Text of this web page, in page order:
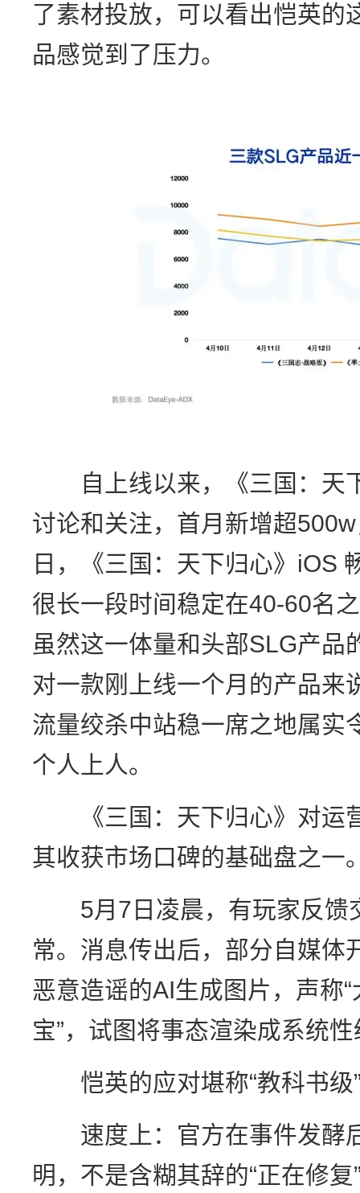
了素材投放，可以看出恺英的
品感觉到了压力。
自上线以来，《三国：天
讨论和关注，首月新增超
日，《三国：天下归心》iOS
很长一段时间稳定在40-60名
虽然这一体量和头部SLG产品
对一款刚上线一个月的产品来
流量绞杀中站稳一席之地属实
个人上人。
《三国：天下归心》对运
其收获市场口碑的基础盘之一
5月7日凌晨，有玩家反馈
常。消息传出后，部分自媒体
恶意造谣的AI生成图片，声称
宝”，试图将事态渲染成系统
恺英的应对堪称“教科书级
速度上：官方在事件发酵
明，不是含糊其辞的“正在修